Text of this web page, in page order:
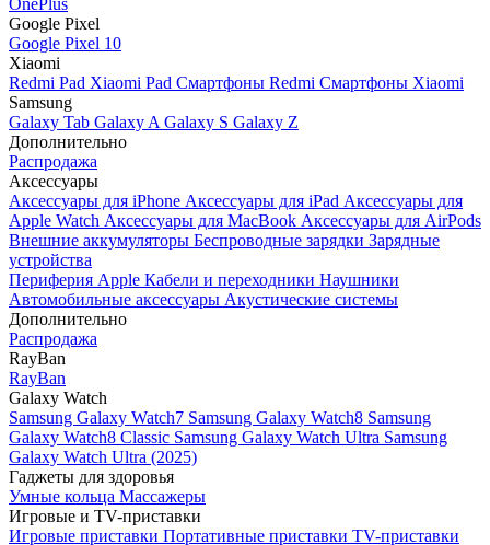
OnePlus
Google Pixel
Google Pixel 10
Xiaomi
Redmi Pad Xiaomi Pad Смартфоны Redmi Смартфоны Xiaomi
Samsung
Galaxy Tab Galaxy A Galaxy S Galaxy Z
Дополнительно
Распродажа
Аксессуары
Аксессуары для iPhone Аксессуары для iPad Аксессуары для
Apple Watch Аксессуары для MacBook Аксессуары для AirPods
Внешние аккумуляторы Беспроводные зарядки Зарядные
устройства
Периферия Apple Кабели и переходники Наушники
Автомобильные аксессуары Акустические системы
Дополнительно
Распродажа
RayBan
RayBan
Galaxy Watch
Samsung Galaxy Watch7 Samsung Galaxy Watch8 Samsung
Galaxy Watch8 Classic Samsung Galaxy Watch Ultra Samsung
Galaxy Watch Ultra (2025)
Гаджеты для здоровья
Умные кольца Массажеры
Игровые и TV-приставки
Игровые приставки Портативные приставки TV-приставки